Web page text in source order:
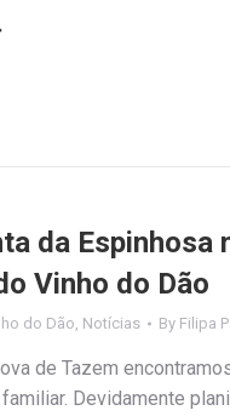
da Espinhosa
Vinho do Dão
do Dão, Notícias By Filipa
de Tazem
Devidamente